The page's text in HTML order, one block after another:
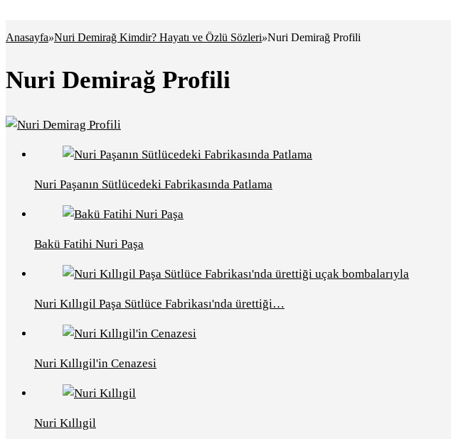
Anasayfa»Nuri Demirağ Kimdir? Hayatı ve Özlü Sözleri»Nuri Demirağ Profili
Nuri Demirağ Profili
Nuri Paşanın Sütlücedeki Fabrikasında Patlama
Bakü Fatihi Nuri Paşa
Nuri Kıllıgil Paşa Sütlüce Fabrikası'nda ürettiği…
Nuri Kıllıgil'in Cenazesi
Nuri Kıllıgil